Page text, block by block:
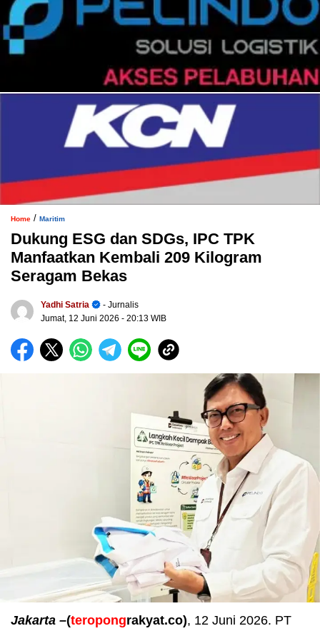
Home / Maritim
Dukung ESG dan SDGs, IPC TPK
Manfaatkan Kembali 209 Kilogram
Seragam Bekas
Yadhi Satria
- Jurnalis
Jumat, 12 Juni 2026 - 20:13 WIB
Jakarta –(teropongrakyat.co), 12 Juni 2026. PT